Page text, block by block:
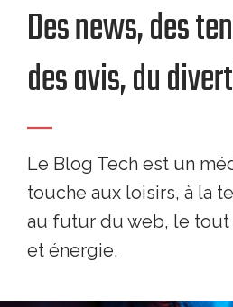
Des news, des
des avis, du
Le Blog Tech est un
touche aux loisirs, à la
au futur du web, le tout
et énergie.